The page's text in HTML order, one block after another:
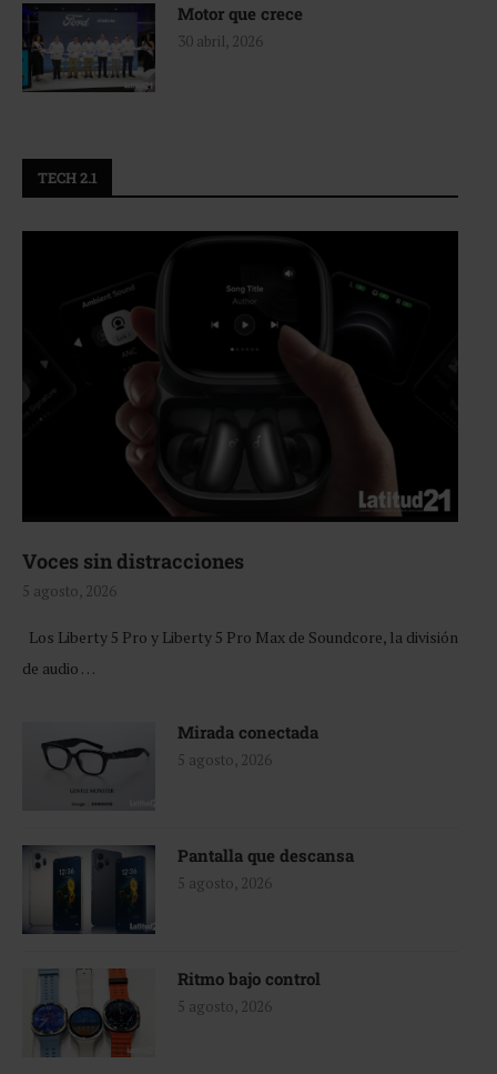
Motor que crece
30 abril, 2026
TECH 2.1
Voces sin distracciones
5 agosto, 2026
Los Liberty 5 Pro y Liberty 5 Pro Max de Soundcore, la división
de audio …
Mirada conectada
5 agosto, 2026
Pantalla que descansa
5 agosto, 2026
Ritmo bajo control
5 agosto, 2026